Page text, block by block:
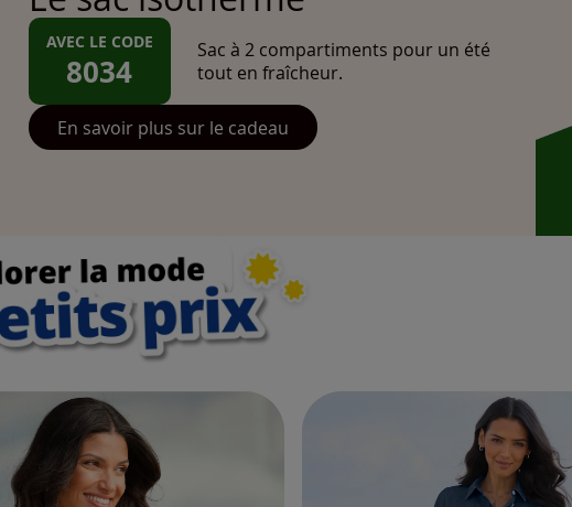
AVEC LE CODE
8034
Sac à 2 compartiments pour un été
tout en fraîcheur.
En savoir plus sur le cadeau